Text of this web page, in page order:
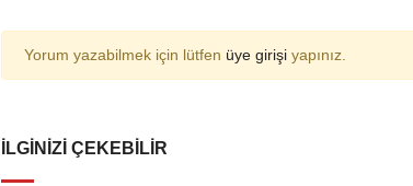
Yorum yazabilmek için lütfen üye girişi yapınız.
İLGINIZI ÇEKEBILIR